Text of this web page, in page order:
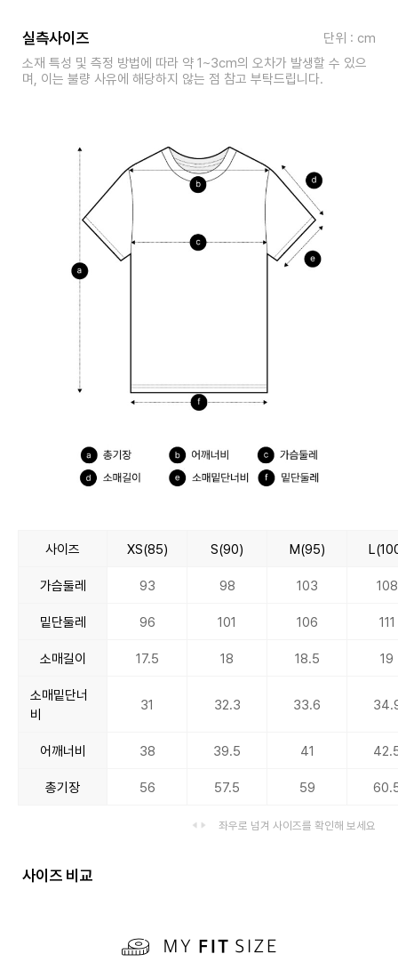
실측사이즈
단위 : cm
소재 특성 및 측정 방법에 따라 약 1~3cm의 오차가 발생할 수 있으
며, 이는 불량 사유에 해당하지 않는 점 참고 부탁드립니다.
사이즈 XS(85) S(90) M(95)
가슴둘레 93 98 103 108
밑단둘레 96 101 106 111
소매길이 17.5 18 18.5 19
소매밑단너
비
31 32.3 33.6
어깨너비 38 39.5 41
총기장 56 57.5 59
좌우로 넘겨 사이즈를 확인해 보세요
사이즈 비교